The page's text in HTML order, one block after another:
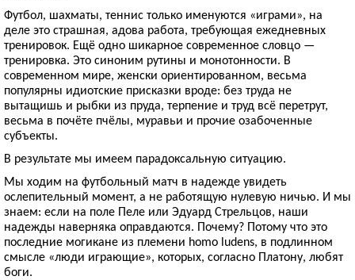
Футбол, шахматы, теннис только именуются «играми», на
деле это страшная, адова работа, требующая ежедневных
тренировок. Ещё одно шикарное современное словцо —
тренировка. Это синоним рутины и монотонности. В
современном мире, женски ориентированном, весьма
популярны идиотские присказки вроде: без труда не
вытащишь и рыбки из пруда, терпение и труд всё перетрут,
весьма в почёте пчёлы, муравьи и прочие озабоченные
субъекты.
В результате мы имеем парадоксальную ситуацию.
Мы ходим на футбольный матч в надежде увидеть
ослепительный момент, а не работящую нулевую ничью. И мы
знаем: если на поле Пеле или Эдуард Стрельцов, наши
надежды наверняка оправдаются. Почему? Потому что это
последние могикане из племени homo ludens, в подлинном
смысле «люди играющие», которых, согласно Платону, любят
боги.